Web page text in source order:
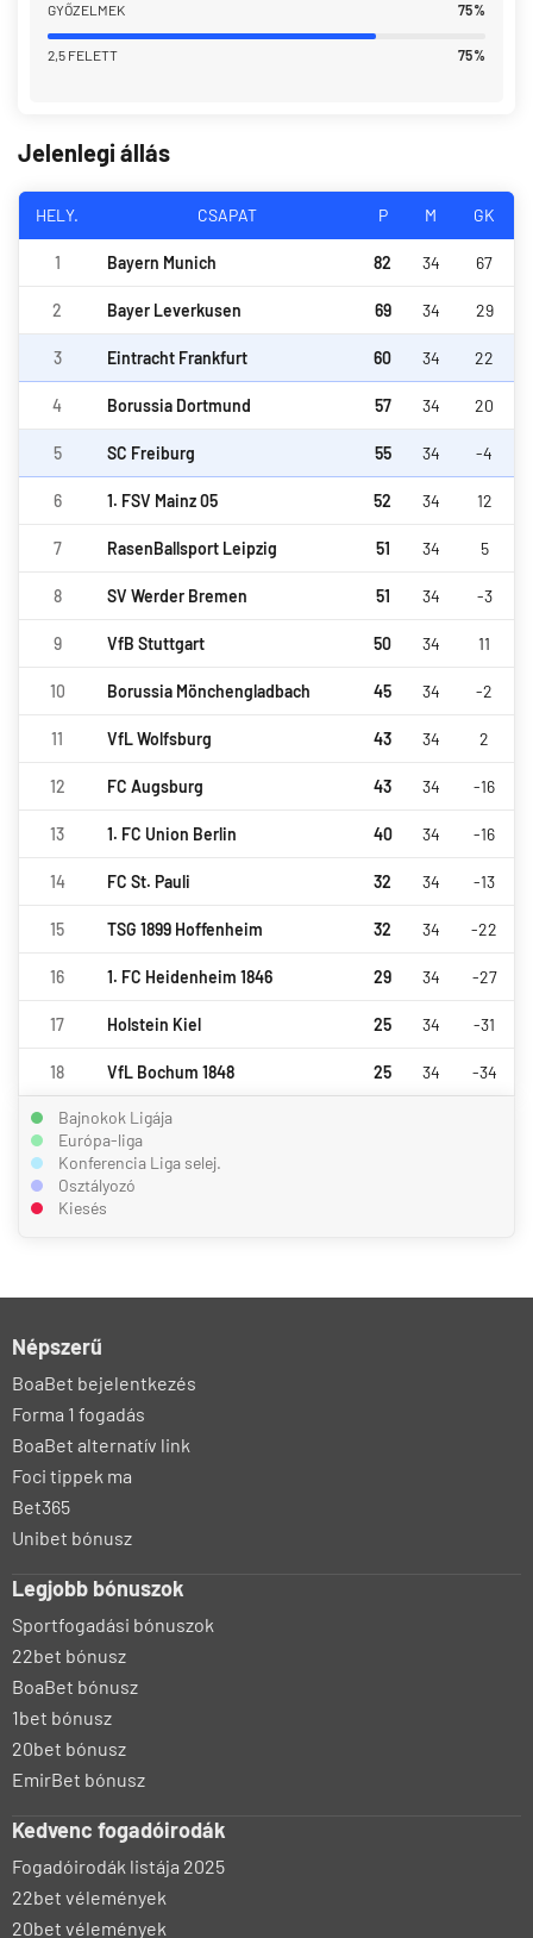
GYŐZELMEK 75%
2,5 FELETT 75%
Jelenlegi állás
HELY. CSAPAT P M GK
1 Bayern Munich 82 34 67
2 Bayer Leverkusen 69 34 29
3 Eintracht Frankfurt 60 34 22
4 Borussia Dortmund 57 34 20
5 SC Freiburg 55 34 -4
6 1. FSV Mainz 05 52 34 12
7 RasenBallsport Leipzig 51 34 5
8 SV Werder Bremen 51 34 -3
9 VfB Stuttgart 50 34 11
10 Borussia Mönchengladbach 45 34 -2
11 VfL Wolfsburg 43 34 2
12 FC Augsburg 43 34 -16
13 1. FC Union Berlin 40 34 -16
14 FC St. Pauli 32 34 -13
15 TSG 1899 Hoffenheim 32 34 -22
16 1. FC Heidenheim 1846 29 34 -27
17 Holstein Kiel 25 34 -31
18 VfL Bochum 1848 25 34 -34
Bajnokok Ligája
Európa-liga
Konferencia Liga selej.
Osztályozó
Kiesés
Népszerű
BoaBet bejelentkezés
Forma 1 fogadás
BoaBet alternatív link
Foci tippek ma
Bet365
Unibet bónusz
Legjobb bónuszok
Sportfogadási bónuszok
22bet bónusz
BoaBet bónusz
1bet bónusz
20bet bónusz
EmirBet bónusz
Kedvenc fogadóirodák
Fogadóirodák listája 2025
22bet vélemények
20bet vélemények